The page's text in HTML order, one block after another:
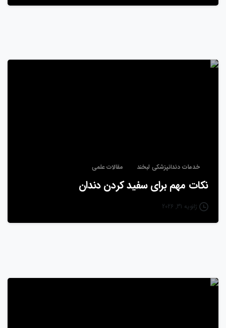
خدمات دندانپزشکی لبخند مقالات علمی
نکات مهم برای سفید کردن دندان
ژانویه 31, 2026